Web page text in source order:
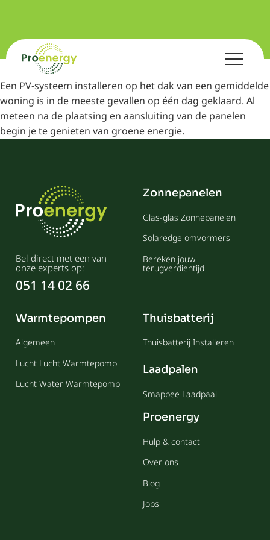
Een PV-systeem installeren op het dak van een gemiddelde
woning is in de meeste gevallen op één dag geklaard. Al
meteen na de plaatsing en aansluiting van de panelen
begin je te genieten van groene energie.
Bel direct met een van
onze experts op:
051 14 02 66
Zonnepanelen
Glas-glas Zonnepanelen
Solaredge omvormers
Bereken jouw
terugverdientijd
Warmtepompen
Algemeen
Lucht Lucht Warmtepomp
Lucht Water Warmtepomp
Thuisbatterij
Thuisbatterij Installeren
Laadpalen
Smappee Laadpaal
Proenergy
Hulp & contact
Over ons
Blog
Jobs